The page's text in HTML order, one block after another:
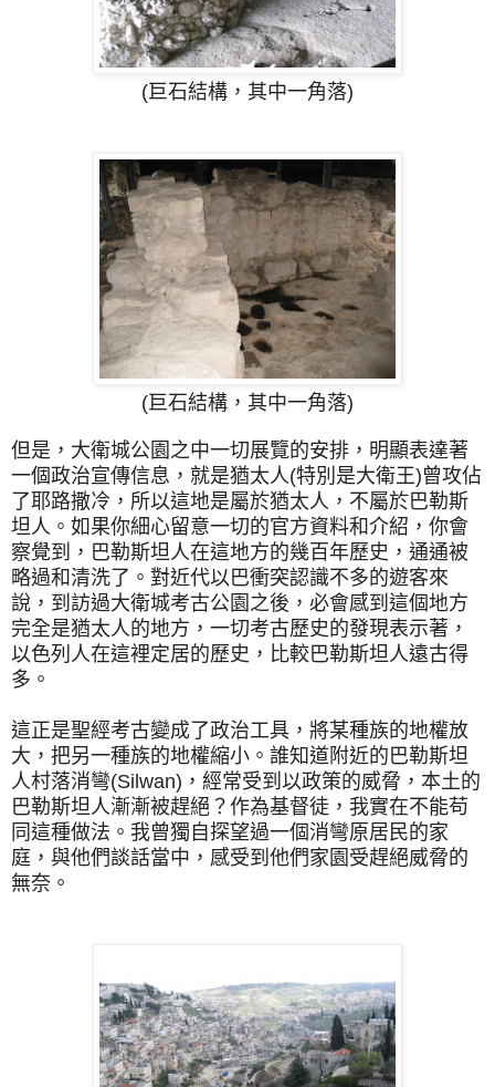
(巨石結構，其中一角落)
(巨石結構，其中一角落)
但是，大衛城公園之中一切展覽的安排，明顯表達著
一個政治宣傳信息，就是猶太人(特別是大衛王)曾攻佔
了耶路撒冷，所以這地是屬於猶太人，不屬於巴勒斯
坦人。如果你細心留意一切的官方資料和介紹，你會
察覺到，巴勒斯坦人在這地方的幾百年歷史，通通被
略過和清洗了。對近代以巴衝突認識不多的遊客來
說，到訪過大衛城考古公園之後，必會感到這個地方
完全是猶太人的地方，一切考古歷史的發現表示著，
以色列人在這裡定居的歷史，比較巴勒斯坦人遠古得
多。
這正是聖經考古變成了政治工具，將某種族的地權放
大，把另一種族的地權縮小。誰知道附近的巴勒斯坦
人村落消彎(Silwan)，經常受到以政策的威脅，本土的
巴勒斯坦人漸漸被趕絕？作為基督徒，我實在不能苟
同這種做法。我曾獨自探望過一個消彎原居民的家
庭，與他們談話當中，感受到他們家園受趕絕威脅的
無奈。